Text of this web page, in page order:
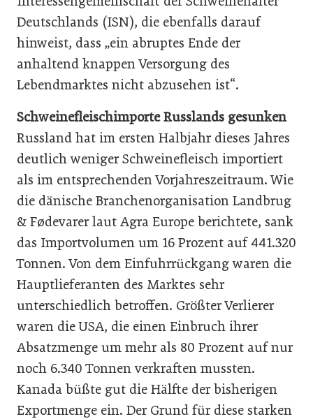
Deutschlands (ISN), die ebenfalls darauf
hinweist, dass „ein abruptes Ende der
anhaltend knappen Versorgung des
Lebendmarktes nicht abzusehen ist“.
Schweinefleischimporte Russlands gesunken
Russland hat im ersten Halbjahr dieses Jahres
deutlich weniger Schweinefleisch importiert
als im entsprechenden Vorjahreszeitraum. Wie
die dänische Branchenorganisation Landbrug
& Fødevarer laut Agra Europe berichtete, sank
das Importvolumen um 16 Prozent auf 441.320
Tonnen. Von dem Einfuhrrückgang waren die
Hauptlieferanten des Marktes sehr
unterschiedlich betroffen. Größter Verlierer
waren die USA, die einen Einbruch ihrer
Absatzmenge um mehr als 80 Prozent auf nur
noch 6.340 Tonnen verkraften mussten.
Kanada büßte gut die Hälfte der bisherigen
Exportmenge ein. Der Grund für diese starken